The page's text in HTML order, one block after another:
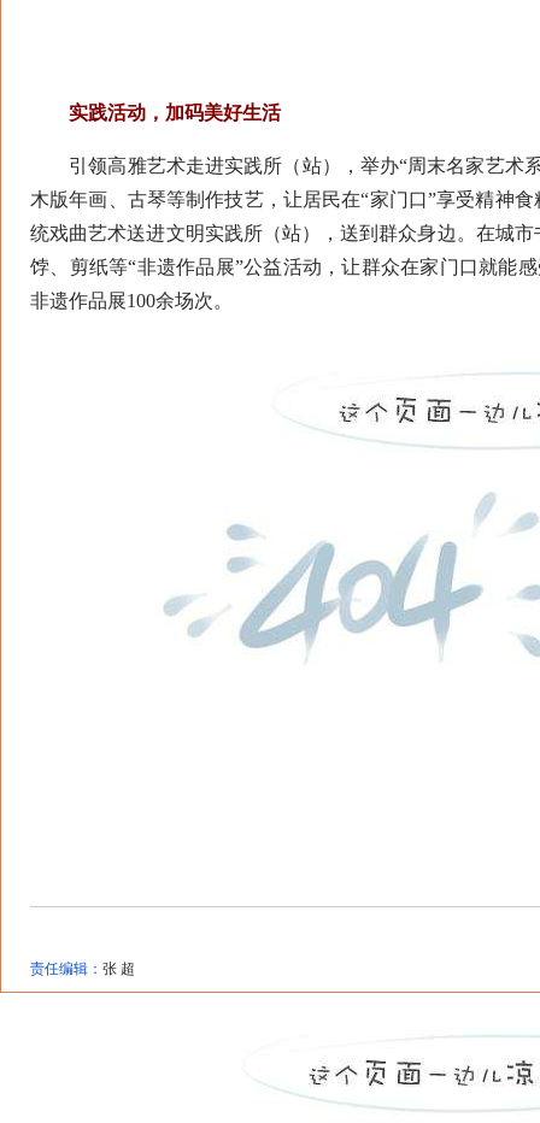
实践活动，加码美好生活
引领高雅艺术走进实践所（站），举办“周末名家艺术
木版年画、古琴等制作技艺，让居民在“家门口”享受精神
统戏曲艺术送进文明实践所（站），送到群众身边。在城
饽、剪纸等“非遗作品展”公益活动，让群众在家门口就能
非遗作品展100余场次。
责任编辑： 张 超